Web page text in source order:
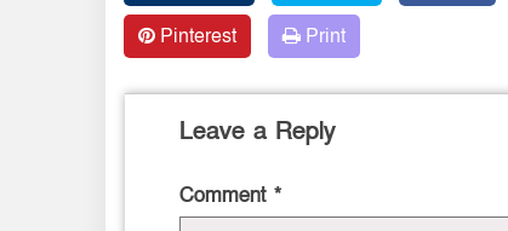
Pinterest
Print
Leave a Reply
Comment *